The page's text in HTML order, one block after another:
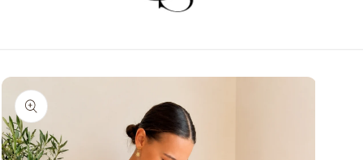
direct naar